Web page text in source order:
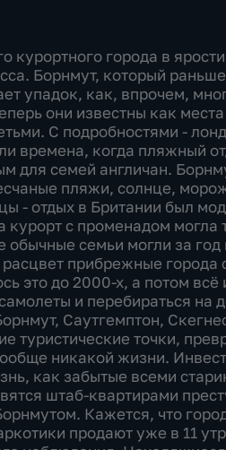
курортного города в
Борнмут, который
упадок, как, впрочем,
они известны как
С подробностями -
времена, когда пляжный
для семей англичан.
пляжи, солнце,
- отдых в Британии был
курорт с променадом могла
семьи могли за год
прибрежные города
это до 2000-х, а потом всё
и перебираться на
Саутгемптон,
туристические точки,
никакой жизни.
как забытые всеми
штаб-квартирами
Кажется, что
продают уже в 11